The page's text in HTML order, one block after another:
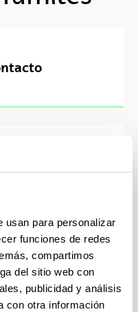
usan para personalizar
funciones de redes
compartimos
del sitio web con
publicidad y análisis
con otra información